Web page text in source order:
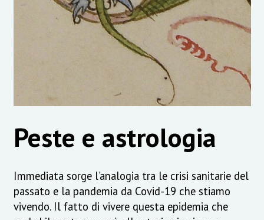
Peste e astrologia
Immediata sorge l’analogia tra le crisi sanitarie del
passato e la pandemia da Covid-19 che stiamo
vivendo. Il fatto di vivere questa epidemia che